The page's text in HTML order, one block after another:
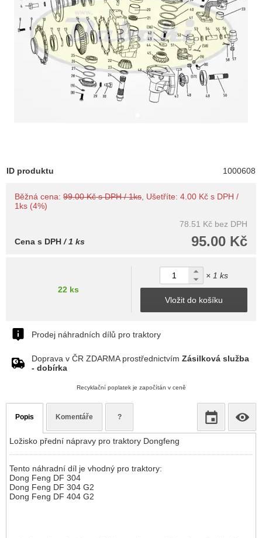
ID produktu 1000608
Běžná cena: 99.00 Kč s DPH / 1ks , Ušetříte: 4.00 Kč s DPH /
1ks (4%)
78.51 Kč bez DPH
95.00 Kč
Cena s DPH / 1 ks
22 ks
× 1 ks
Vložit do košíku
Prodej náhradních dílů pro traktory
Doprava v ČR ZDARMA prostřednictvím Zásilková služba
- dobírka
Recyklační poplatek je započítán v ceně
Popis Komentáře ?
Ložisko přední nápravy pro traktory Dongfeng
Tento náhradní díl je vhodný pro traktory:
Dong Feng DF 304
Dong Feng DF 304 G2
Dong Feng DF 404 G2